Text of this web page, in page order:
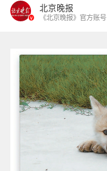
北京晚报
《北京晚报》官方账号